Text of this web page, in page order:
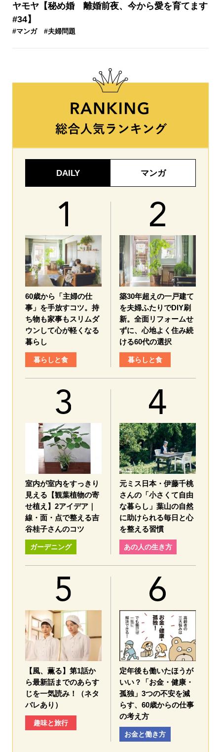
ヤモヤ【秘め婚 離婚前夜、今から愛を育てます
#34】
#マンガ #夫婦問題
DAILY マンガ
60歳から「主婦の仕
事」を手放すコツ。持
ち物も家事もスリムダ
ウンして心が軽くなる
暮らし
暮らしと食
築30年超えの一戸建て
を夫婦ふたりでDIY刷
新。全面リフォームせ
ずに、心地よく住み続
ける60代の選択
暮らしと食
室内が室内をすっきり
見える【観葉植物の寄
せ植え】2アイデア｜
線・面・点で整える吉
谷桂子さんのコツ
ガーデニング
元ミス日本・伊藤千桃
さんの「小さくて自由
な暮らし」葉山の自然
に助けられる毎日と心
を整える習慣
あの人の生き方
【風、薫る】第1話か
ら最新話までのあらす
じを一気読み！（ネタ
バレあり）
趣味と旅行
定年後も働いたほうが
いい？「お金・健康・
孤独」3つの不安を減
らす、60歳からの仕事
の考え方
お金と働き方